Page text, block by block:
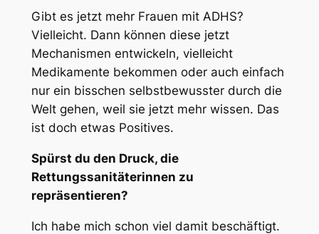
Gibt es jetzt mehr Frauen mit ADHS?
Vielleicht. Dann können diese jetzt
Mechanismen entwickeln, vielleicht
Medikamente bekommen oder auch einfach
nur ein bisschen selbstbewusster durch die
Welt gehen, weil sie jetzt mehr wissen. Das
ist doch etwas Positives.
Spürst du den Druck, die
Rettungssanitäterinnen zu
repräsentieren?
Ich habe mich schon viel damit beschäftigt.